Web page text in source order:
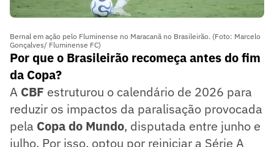
Bernal em ação pelo Fluminense no Maracanã no Brasileirão. (Foto: Marcelo
Gonçalves/ Fluminense FC)
Por que o Brasileirão recomeça antes do fim
da Copa?
A CBF estruturou o calendário de 2026 para
reduzir os impactos da paralisação provocada
pela Copa do Mundo, disputada entre junho e
julho. Por isso, optou por reiniciar a Série A